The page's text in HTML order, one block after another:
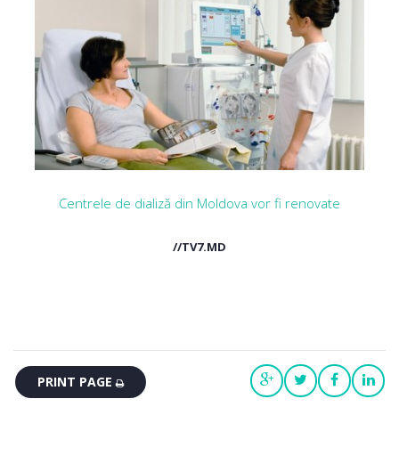
Centrele de dializă din Moldova vor fi renovate
//TV7.MD
PRINT PAGE